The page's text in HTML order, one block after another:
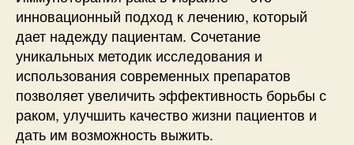
инновационный подход к лечению, который
дает надежду пациентам. Сочетание
уникальных методик исследования и
использования современных препаратов
позволяет увеличить эффективность борьбы с
раком, улучшить качество жизни пациентов и
дать им возможность выжить.